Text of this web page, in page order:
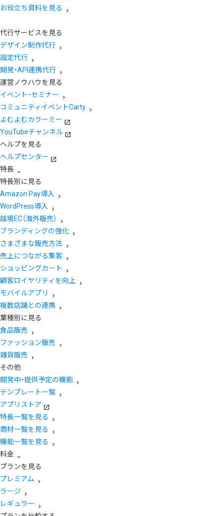
お役立ち資料を見る
代行サービスを見る
デザイン制作代行
設定代行
開発・API連携代行
運営ノウハウを見る
イベント・セミナー
コミュニティイベントCarty
よむよむカラーミー
YouTubeチャンネル
ヘルプを見る
ヘルプセンター
特長
特長別に見る
Amazon Pay導入
WordPress導入
越境EC（海外販売）
ブランディングの強化
さまざまな販売方法
売上につながる集客
ショッピングカート
顧客ロイヤリティを向上
モバイルアプリ
複数店舗との連携
業種別に見る
食品販売
ファッション販売
雑貨販売
その他
開発中・提供予定の機能
テンプレート一覧
アプリストア
特長一覧を見る
商材一覧を見る
機能一覧を見る
料金
プランを見る
プレミアム
ラージ
レギュラー